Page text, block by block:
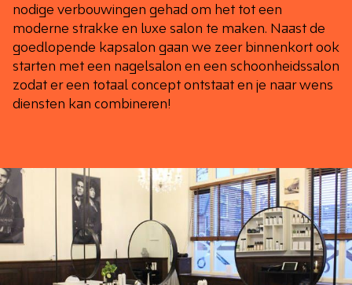
nodige verbouwingen gehad om het tot een
moderne strakke en luxe salon te maken. Naast de
goedlopende kapsalon gaan we zeer binnenkort ook
starten met een nagelsalon en een schoonheidssalon
zodat er een totaal concept ontstaat en je naar wens
diensten kan combineren!